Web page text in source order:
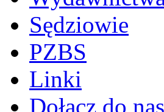
Sędziowie
PZBS
Linki
Dołącz do nas